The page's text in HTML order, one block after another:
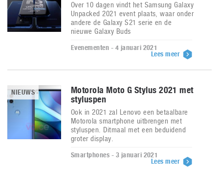
Over 10 dagen vindt het Samsung Galaxy
Unpacked 2021 event plaats, waar onder
andere de Galaxy S21 serie en de
nieuwe Galaxy Buds
Evenementen - 4 januari 2021
Lees meer
NIEUWS
Motorola Moto G Stylus 2021 met
styluspen
Ook in 2021 zal Lenovo een betaalbare
Motorola smartphone uitbrengen met
styluspen. Ditmaal met een beduidend
groter display.
Smartphones - 3 januari 2021
Lees meer